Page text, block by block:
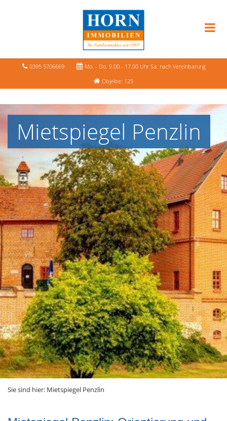
0395 5706669
Mo. - Do. 9.00 - 17.00 Uhr Sa. nach Vereinbarung
Objekte: 125
Mietspiegel Penzlin
Sie sind hier: Mietspiegel Penzlin